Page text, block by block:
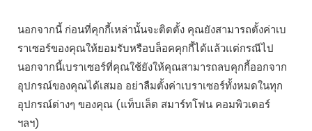
นอกจากนี้ ก่อนที่คุกกี้เหล่านั้นจะติดตั้ง คุณยังสามารถตั้งค่าเบ
ราเซอร์ของคุณให้ยอมรับหรือบล็อคคุกกี้ได้แล้วแต่กรณีไป
นอกจากนี้เบราเซอร์ที่คุณใช้ยังให้คุณสามารถลบคุกกี้ออกจาก
อุปกรณ์ของคุณได้เสมอ อย่าลืมตั้งค่าเบราเซอร์ทั้งหมดในทุก
อุปกรณ์ต่างๆ ของคุณ (แท็บเล็ต สมาร์ทโฟน คอมพิวเตอร์
ฯลฯ)